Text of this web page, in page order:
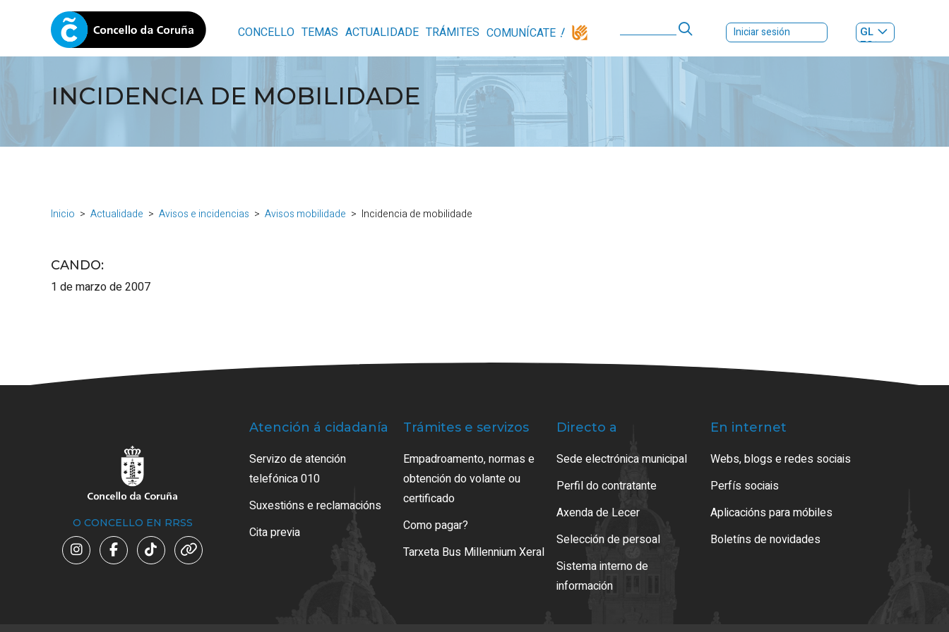
CONCELLO TEMAS ACTUALIDADE TRÁMITES COMUNÍCATE Iniciar sesión
GL
ES|
INCIDENCIA DE MOBILIDADE
Inicio Actualidade Avisos e incidencias Avisos mobilidade Incidencia de mobilidade
CANDO:
1 de marzo de 2007
O CONCELLO EN RRSS
Atención á cidadanía
Servizo de atención
telefónica 010
Suxestións e reclamacións
Cita previa
Trámites e servizos
Empadroamento, normas e
obtención do volante ou
certificado
Como pagar?
Tarxeta Bus Millennium Xeral
Directo a
Sede electrónica municipal
Perfil do contratante
Axenda de Lecer
Selección de persoal
Sistema interno de
información
En internet
Webs, blogs e redes sociais
Perfís sociais
Aplicacións para móbiles
Boletíns de novidades